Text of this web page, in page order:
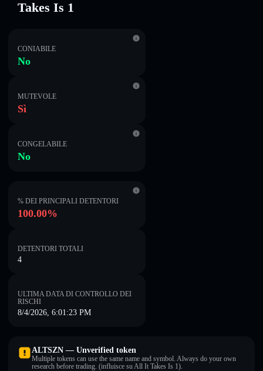
Takes Is 1
CONIABILE
No
MUTEVOLE
Sì
CONGELABILE
No
% DEI PRINCIPALI DETENTORI
100.00%
DETENTORI TOTALI
4
ULTIMA DATA DI CONTROLLO DEI
RISCHI
8/4/2026, 6:01:23 PM
ALTSZN — Unverified token
Multiple tokens can use the same name and symbol. Always do your own
research before trading. (influisce su All It Takes Is 1).